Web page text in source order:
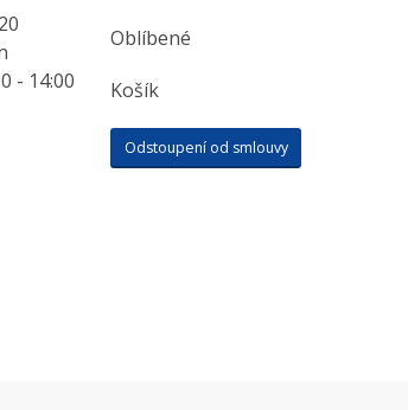
- 14:00
Oblíbené
Košík
Odstoupení od smlouvy